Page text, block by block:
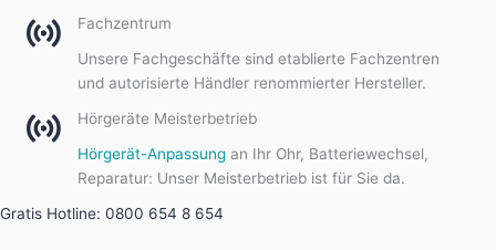
Fachzentrum
Unsere Fachgeschäfte sind etablierte Fachzentren
und autorisierte Händler renommierter Hersteller.
Hörgeräte Meisterbetrieb
Hörgerät-Anpassung an Ihr Ohr, Batteriewechsel,
Reparatur: Unser Meisterbetrieb ist für Sie da.
Gratis Hotline: 0800 654 8 654